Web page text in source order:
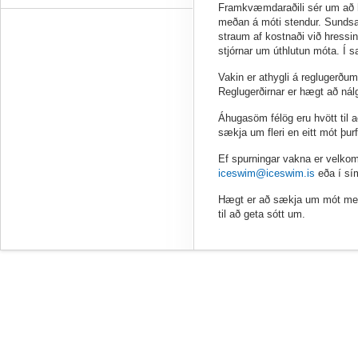
Framkvæmdaraðili sér um
meðan á móti stendur.
straum af kostnaði við
stjórnar um úthlutun móta. Í
Vakin er athygli á
Reglugerðirnar er hægt að
Áhugasöm félög eru hvött til
sækja um fleri en eitt mót
Ef spurningar vakna er
iceswim@iceswim.is eða í
Hægt er að sækja um mót
til að geta sótt um.